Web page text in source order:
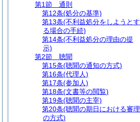
第1節
通則
第12条(処分の基準)
第13条(不利益処分をしようとす
る場合の手続)
第14条(不利益処分の理由の提
示)
第2節
聴聞
第15条(聴聞の通知の方式)
第16条(代理人)
第17条(参加人)
第18条(文書等の閲覧)
第19条(聴聞の主宰)
第20条(聴聞の期日における審理
の方式)